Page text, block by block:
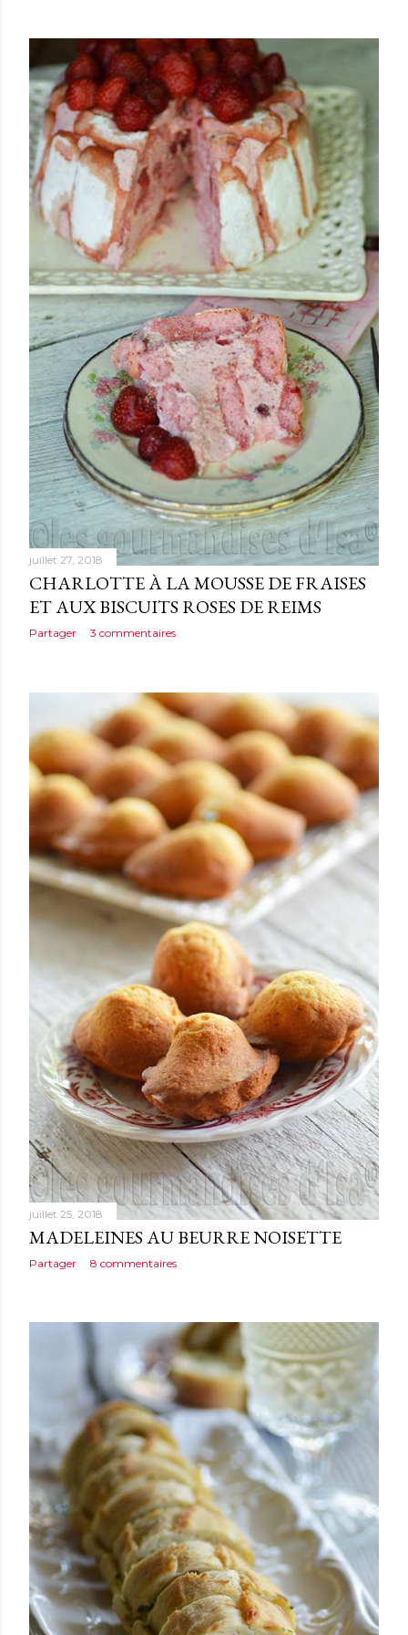
juillet 27, 2018
CHARLOTTE À LA MOUSSE DE FRAISES
ET AUX BISCUITS ROSES DE REIMS
Partager 3 commentaires
juillet 25, 2018
MADELEINES AU BEURRE NOISETTE
Partager 8 commentaires